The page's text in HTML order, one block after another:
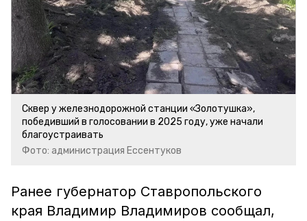
Сквер у железнодорожной станции «Золотушка»,
победивший в голосовании в 2025 году, уже начали
благоустраивать
Фото: администрация Ессентуков
Ранее губернатор Ставропольского
края Владимир Владимиров сообщал,